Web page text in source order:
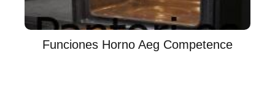
Funciones Horno Aeg Competence